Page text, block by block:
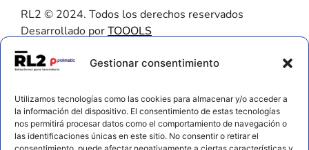
Gestionar consentimiento
Utilizamos tecnologías como las cookies para almacenar y/o acceder a
la información del dispositivo. El consentimiento de estas tecnologías
nos permitirá procesar datos como el comportamiento de navegación o
las identificaciones únicas en este sitio. No consentir o retirar el
RL2 © 2024. Todos los derechos reservados
Desarrollado porTOOOLS
Contacto
672 202 722
info@rl2.eu